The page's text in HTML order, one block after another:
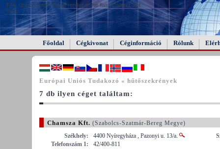
FAIL (the browser should render some flash content, not
this).
Főoldal Cégkivonat Céginformáció Rólunk
Európai Uniós Tudakozó « hűtőszekrények
7 db ilyen céget találtam:
Chamsza Kft. (Szabolcs-Szatmár-Bereg Megye)
Székhely:
4400 Nyíregyháza , Pazonyi u. 13/a.
Telefonszám 1:
42/400-811